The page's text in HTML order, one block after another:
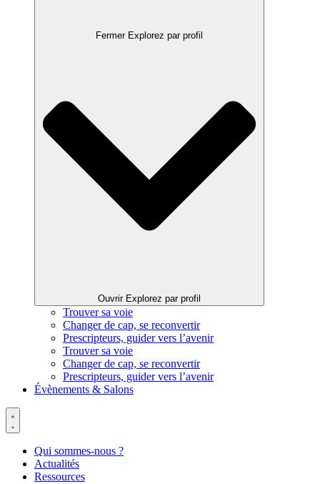
Fermer Explorez par profil
Ouvrir Explorez par profil
Trouver sa voie
Changer de cap, se reconvertir
Prescripteurs, guider vers l’avenir
Trouver sa voie
Changer de cap, se reconvertir
Prescripteurs, guider vers l’avenir
Évènements & Salons
Qui sommes-nous ?
Actualités
Ressources